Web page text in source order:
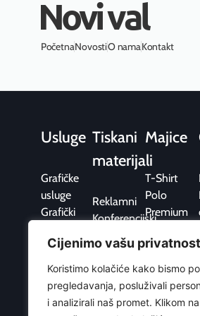
Cijenimo vašu privatnost
Koristimo kolačiće kako bismo
pregledavanja, posluživali
i analizirali naš promet. Klikom
Novi val
PočetnaNovostiO namaKontakt
Usluge
Grafičke
usluge
Grafički
Grafička
priprema
Web
Tiskani
materijali
Reklamni
Konferencijski
Uredski
Ambalaža
Pos / Point
of Sale
Majice
T-Shirt
Polo
Premium
Sport